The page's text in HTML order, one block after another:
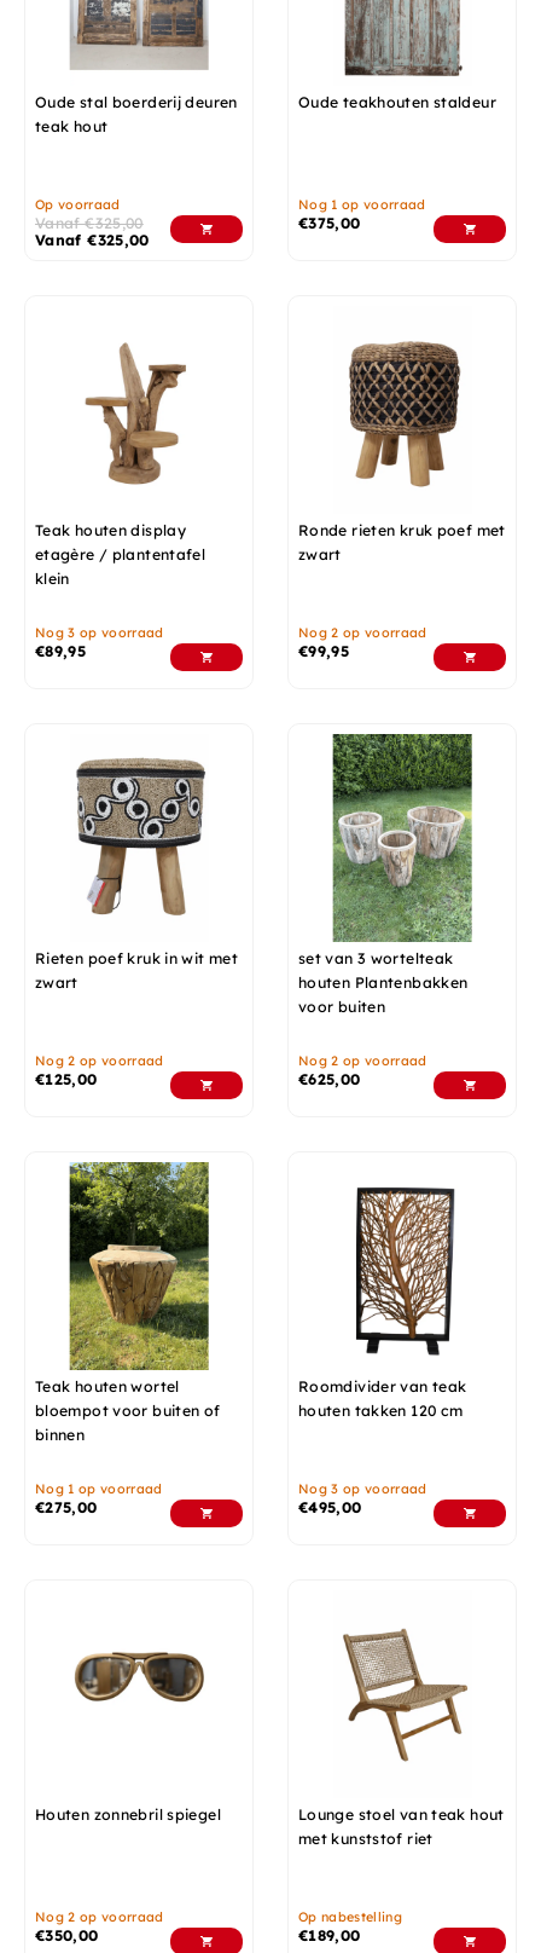
Oude stal boerderij deuren
teak hout
Op voorraad
Vanaf€325,00
Vanaf€325,00
Oude teakhouten staldeur
Nog 1 op voorraad
€375,00
Teak houten display
etagère / plantentafel
klein
Nog 3 op voorraad
€89,95
Ronde rieten kruk poef met
zwart
Nog 2 op voorraad
€99,95
Rieten poef kruk in wit met
zwart
Nog 2 op voorraad
€125,00
set van 3 wortelteak
houten Plantenbakken
voor buiten
Nog 2 op voorraad
€625,00
Teak houten wortel
bloempot voor buiten of
binnen
Nog 1 op voorraad
€275,00
Roomdivider van teak
houten takken 120 cm
Nog 3 op voorraad
€495,00
Houten zonnebril spiegel
Nog 2 op voorraad
€350,00
Lounge stoel van teak hout
met kunststof riet
Op nabestelling
€189,00